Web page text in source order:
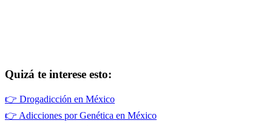
Quizá te interese esto:
👉 Drogadicción en México
👉 Adicciones por Genética en México